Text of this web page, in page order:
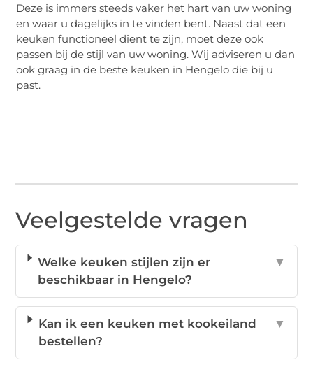
Deze is immers steeds vaker het hart van uw woning
en waar u dagelijks in te vinden bent. Naast dat een
keuken functioneel dient te zijn, moet deze ook
passen bij de stijl van uw woning. Wij adviseren u dan
ook graag in de beste keuken in Hengelo die bij u
past.
Veelgestelde vragen
Welke keuken stijlen zijn er
beschikbaar in Hengelo?
▼
Kan ik een keuken met kookeiland
bestellen?
▼